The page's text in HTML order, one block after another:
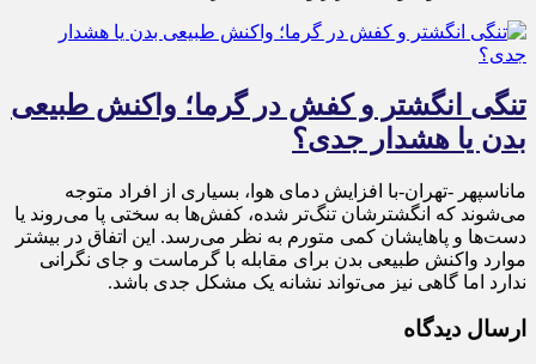
تنگی انگشتر و کفش در گرما؛ واکنش طبیعی
بدن یا هشدار جدی؟
ماناسپهر -تهران-با افزایش دمای هوا، بسیاری از افراد متوجه
می‌شوند که انگشترشان تنگ‌تر شده، کفش‌ها به سختی پا می‌روند یا
دست‌ها و پاهایشان کمی متورم به نظر می‌رسد. این اتفاق در بیشتر
موارد واکنش طبیعی بدن برای مقابله با گرماست و جای نگرانی
ندارد اما گاهی نیز می‌تواند نشانه یک مشکل جدی باشد.
ارسال دیدگاه